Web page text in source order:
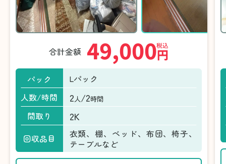
合計金額 49,000円
税込
パック
Lパック
人数/時間
2人/2時間
間取り 2K
回収品目
衣類、棚、ベッド、布団、椅子、
テーブルなど